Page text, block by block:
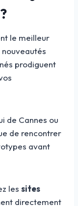
le meilleur
prodiguent
de Cannes ou
de rencontrer
avant
les sites
directement